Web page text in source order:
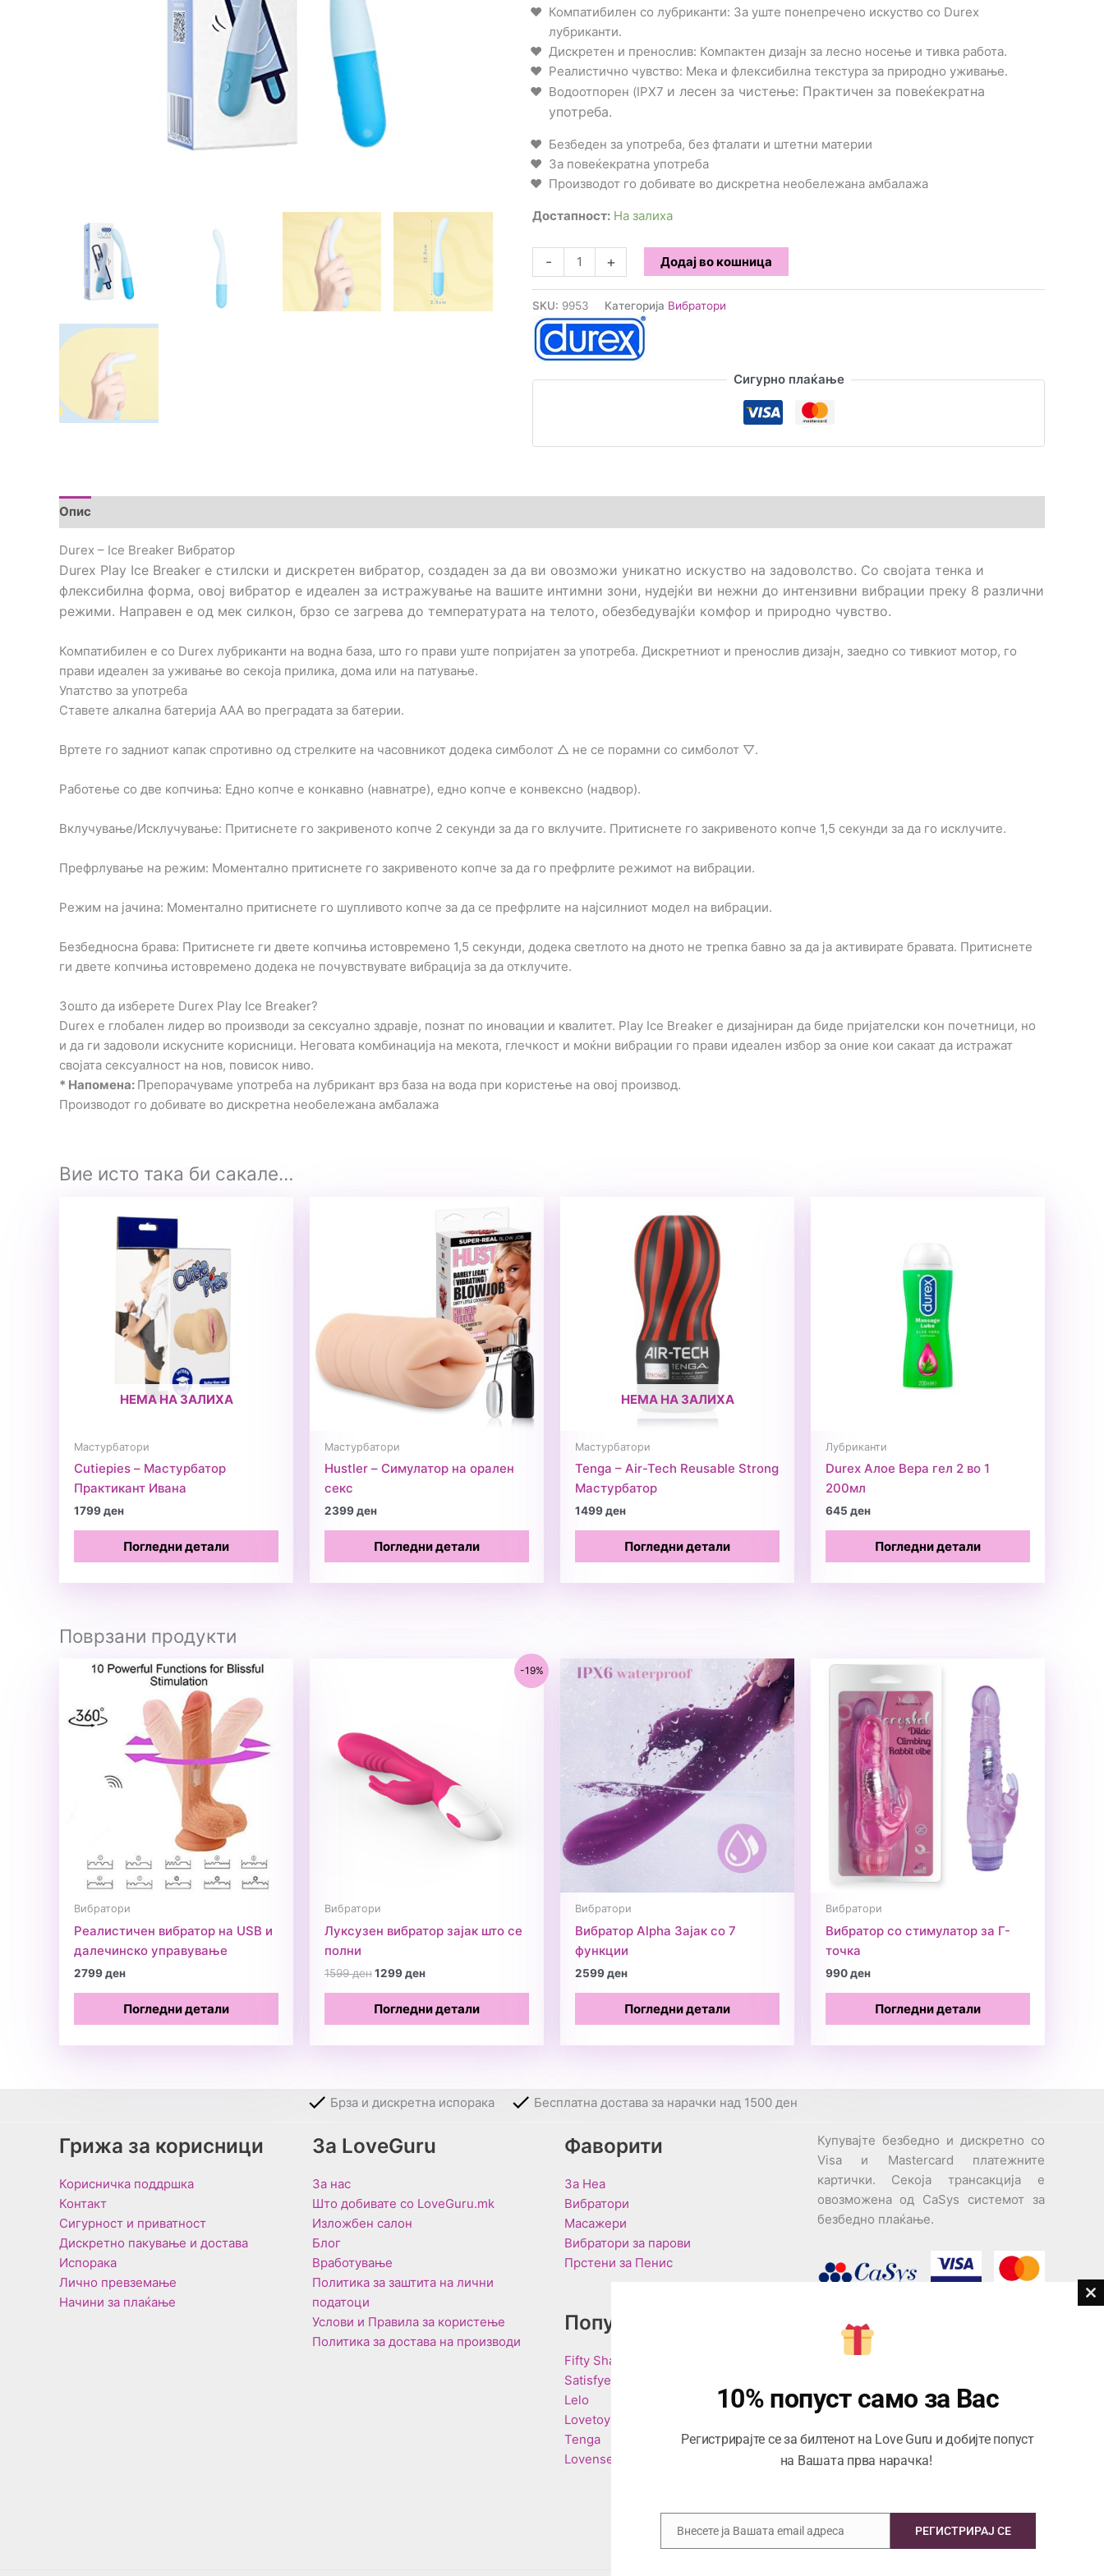
Компатибилен со лубриканти: За уште понепречено искуство со Durex
лубриканти.
Дискретен и пренослив: Компактен дизајн за лесно носење и тивка работа.
Реалистично чувство: Мека и флексибилна текстура за природно уживање.
Водоотпорен (IPX7 и лесен за чистење: Практичен за повеќекратна
употреба.
Безбеден за употреба, без фталати и штетни материи
За повеќекратна употреба
Производот го добивате во дискретна необележана амбалажа
Достапност: На залиха
-
–
Ice
Breaker
Вибратор
количина
+ Додај во кошница
SKU: 9953 Категорија Вибратори
Сигурно плаќање
Опис
Durex – Ice Breaker Вибратор
Durex Play Ice Breaker е стилски и дискретен вибратор, создаден за да ви овозможи уникатно искуство на задоволство. Со својата тенка и
флексибилна форма, овој вибратор е идеален за истражување на вашите интимни зони, нудејќи ви нежни до интензивни вибрации преку 8 различни
режими. Направен е од мек силкон, брзо се загрева до температурата на телото, обезбедувајќи комфор и природно чувство.
Компатибилен е со Durex лубриканти на водна база, што го прави уште попријатен за употреба. Дискретниот и пренослив дизајн, заедно со тивкиот мотор, го
прави идеален за уживање во секоја прилика, дома или на патување.
Упатство за употреба
Ставете алкална батерија AAA во преградата за батерии.
Вртете го задниот капак спротивно од стрелките на часовникот додека симболот △ не се порамни со симболот ▽.
Работење со две копчиња: Едно копче е конкавно (навнатре), едно копче е конвексно (надвор).
Вклучување/Исклучување: Притиснете го закривеното копче 2 секунди за да го вклучите. Притиснете го закривеното копче 1,5 секунди за да го исклучите.
Префрлување на режим: Моментално притиснете го закривеното копче за да го префрлите режимот на вибрации.
Режим на јачина: Моментално притиснете го шупливото копче за да се префрлите на најсилниот модел на вибрации.
Безбедносна брава: Притиснете ги двете копчиња истовремено 1,5 секунди, додека светлото на дното не трепка бавно за да ја активирате бравата. Притиснете
ги двете копчиња истовремено додека не почувствувате вибрација за да отклучите.
Зошто да изберете Durex Play Ice Breaker?
Durex е глобален лидер во производи за сексуално здравје, познат по иновации и квалитет. Play Ice Breaker е дизајниран да биде пријателски кон почетници, но
и да ги задоволи искусните корисници. Неговата комбинација на мекота, глечкост и моќни вибрации го прави идеален избор за оние кои сакаат да истражат
својата сексуалност на нов, повисок ниво.
* Напомена: Препорачуваме употреба на лубрикант врз база на вода при користење на овој производ.
Производот го добивате во дискретна необележана амбалажа
Вие исто така би сакале…
НЕМА НА ЗАЛИХА
Мастурбатори
Cutiepies – Мастурбатор
Практикант Ивана
1799ден
Погледни детали
Мастурбатори
Hustler – Симулатор на орален
секс
2399ден
Погледни детали
НЕМА НА ЗАЛИХА
Мастурбатори
Tenga – Air-Tech Reusable Strong
Мастурбатор
1499ден
Погледни детали
Лубриканти
Durex Алое Вера гел 2 во 1
200мл
645 ден
Погледни детали
Поврзани продукти
Вибратори
Реалистичен вибратор на USB и
далечинско управување
2799ден
Погледни детали
-19%
Вибратори
Луксузен вибратор зајак што се
полни
1599денOriginal
1599 ден.
1299денCurrent
1299 ден.
Погледни детали
Вибратори
Вибратор Alpha Зајак со 7
функции
2599ден
Погледни детали
Вибратори
Вибратор со стимулатор за Г-
точка
990ден
Погледни детали
Брза и дискретна испорака Бесплатна достава за нарачки над 1500 ден
Грижа за корисници
Корисничка поддршка
Контакт
Сигурност и приватност
Дискретно пакување и достава
Испорака
Лично превземање
Начини за плаќање
За LoveGuru
За нас
Што добивате со LoveGuru.mk
Изложбен салон
Блог
Вработување
Политика за заштита на лични
податоци
Услови и Правила за користење
Политика за достава на производи
Фаворити
За Неа
Вибратори
Масажери
Вибратори за парови
Прстени за Пенис
Популарни Брендови
Fifty Shades of Grey
Satisfyer
Lelo
Lovetoy
Tenga
Lovense
Купувајте безбедно и дискретно со
Visa и Mastercard платежните
картички. Секоја трансакција е
овозможена од CaSys системот за
безбедно плаќање.
Центар за корисници
076945497; 076945498
Email:
contact@loveguru.mk
Саб – Нед: 10-18
10% попуст само за Вас
Регистрирајте се за билтенот на Love Guru и добијте попуст
на Вашата прва нарачка!
Email
Внесете ја Вашата email адреса РЕГИСТРИРАЈ СЕ